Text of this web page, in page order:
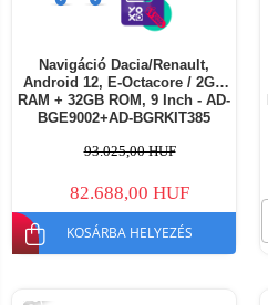
Navigáció Dacia/Renault,
Android 12, E-Octacore / 2GB
RAM + 32GB ROM, 9 Inch - AD-
BGE9002+AD-BGRKIT385
93.025,00 HUF
82.688,00 HUF
KOSÁRBA HELYEZÉS